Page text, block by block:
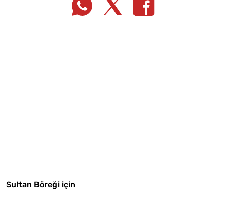
Sultan Böreği için